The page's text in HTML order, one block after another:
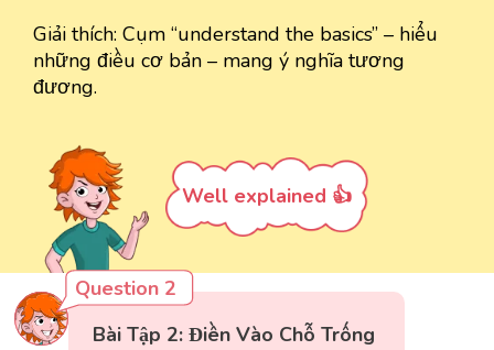
Giải thích: Cụm “understand the basics” – hiểu
những điều cơ bản – mang ý nghĩa tương
đương.
Well explained 👍
Question 2
Bài Tập 2: Điền Vào Chỗ Trống